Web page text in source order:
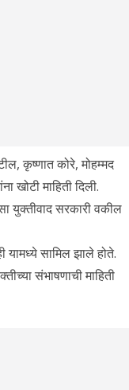
कृष्णात कोरे, मोहम्मद
खोटी माहिती दिली.
युक्तीवाद सरकारी वकील
सामिल झाले होते.
संभाषणाची माहिती